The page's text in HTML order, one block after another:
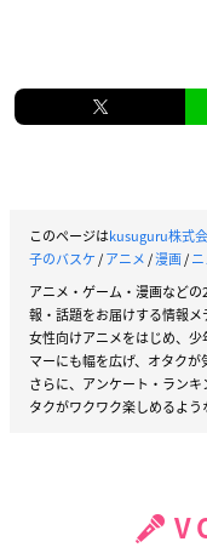
このページはkusuguru株式
子のバスケ/アニメ/漫画/
アニメ・ゲーム・漫画など
報・話題をお届けする情報メ
女性向けアニメをはじめ、
マーにも幅を広げ、オタクが
さらに、アンケート・ラン
タクがワクワク楽しめるよう